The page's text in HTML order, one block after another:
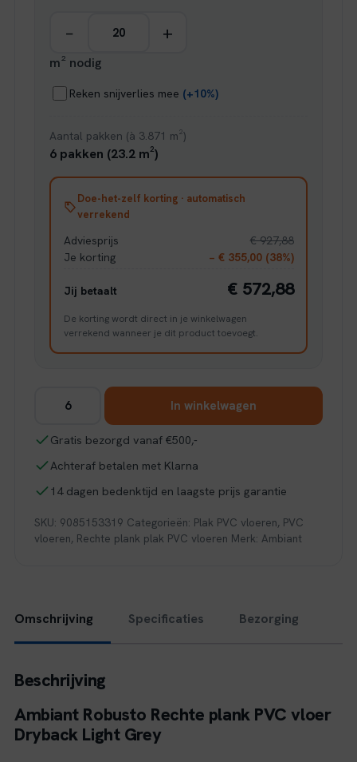
− +
m² nodig
Reken snijverlies mee (+10%)
Aantal pakken (à 3.871 m²)
6 pakken (23.2 m²)
Doe-het-zelf korting · automatisch
verrekend
Adviesprijs
€ 927,88
Je korting
− € 355,00 (38%)
Jij betaalt € 572,88
De korting wordt direct in je winkelwagen
verrekend wanneer je dit product toevoegt.
Robusto
dryback
grey
aantal
In winkelwagen
Gratis bezorgd vanaf €500,-
Achteraf betalen met Klarna
14 dagen bedenktijd en laagste prijs garantie
SKU: 9085153319 Categorieën: Plak PVC vloeren, PVC
vloeren, Rechte plank plak PVC vloeren Merk: Ambiant
Omschrijving Specificaties Bezorging
Beschrijving
Ambiant Robusto Rechte plank PVC vloer
Dryback Light Grey